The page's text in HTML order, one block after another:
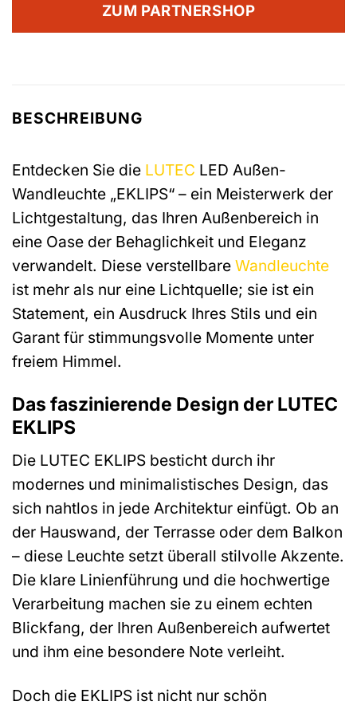
ZUM PARTNERSHOP
BESCHREIBUNG
Entdecken Sie die LUTEC LED Außen-
Wandleuchte „EKLIPS“ – ein Meisterwerk der
Lichtgestaltung, das Ihren Außenbereich in
eine Oase der Behaglichkeit und Eleganz
verwandelt. Diese verstellbare Wandleuchte
ist mehr als nur eine Lichtquelle; sie ist ein
Statement, ein Ausdruck Ihres Stils und ein
Garant für stimmungsvolle Momente unter
freiem Himmel.
Das faszinierende Design der LUTEC
EKLIPS
Die LUTEC EKLIPS besticht durch ihr
modernes und minimalistisches Design, das
sich nahtlos in jede Architektur einfügt. Ob an
der Hauswand, der Terrasse oder dem Balkon
– diese Leuchte setzt überall stilvolle Akzente.
Die klare Linienführung und die hochwertige
Verarbeitung machen sie zu einem echten
Blickfang, der Ihren Außenbereich aufwertet
und ihm eine besondere Note verleiht.
Doch die EKLIPS ist nicht nur schön